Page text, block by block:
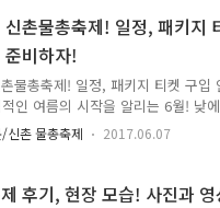
7.8.(토) ~ 7.9.(일)에 개최하는
주말과 월요일 전국적으로 내린 비
보입니다. 우리구에서도 가뭄 극
사 또한 주변사항을 또한 주변사항
촌물총축제! 일정, 패키지
비하자!
물총축제! 일정, 패키지 티켓 구입
인 여름의 시작을 알리는 6월! 낮
게 더운 여름 생각는 것? 여름은 뭐
제' 도심 속에서 즐기는 물놀이, 신
신촌물총축제는 언제? 2017. 7.
신촌 물총축제 2017.06.07
후기, 현장 모습! 사진과